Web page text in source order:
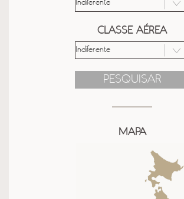
CLASSE AÉREA
PESQUISAR
MAPA